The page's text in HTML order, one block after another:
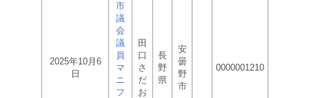
2025年10月6
日
市
議
会
議
員
マ
ニ
フ
田
口
さ
だ
お
長
野
県
安
曇
野
市
0000001210